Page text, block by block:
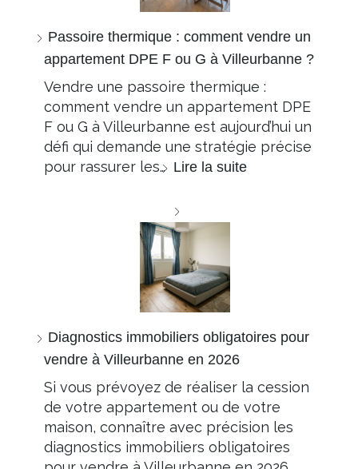
Passoire thermique : comment vendre un
appartement DPE F ou G à Villeurbanne ?
Vendre une passoire thermique :
comment vendre un appartement DPE
F ou G à Villeurbanne est aujourd’hui un
défi qui demande une stratégie précise
pour rassurer les… Lire la suite
Diagnostics immobiliers obligatoires pour
vendre à Villeurbanne en 2026
Si vous prévoyez de réaliser la cession
de votre appartement ou de votre
maison, connaître avec précision les
diagnostics immobiliers obligatoires